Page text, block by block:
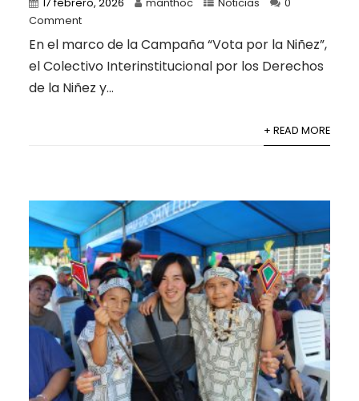
17 febrero, 2026 manthoc Noticias
0
Comment
En el marco de la Campaña “Vota por la Niñez”,
el Colectivo Interinstitucional por los Derechos
de la Niñez y...
+ READ MORE